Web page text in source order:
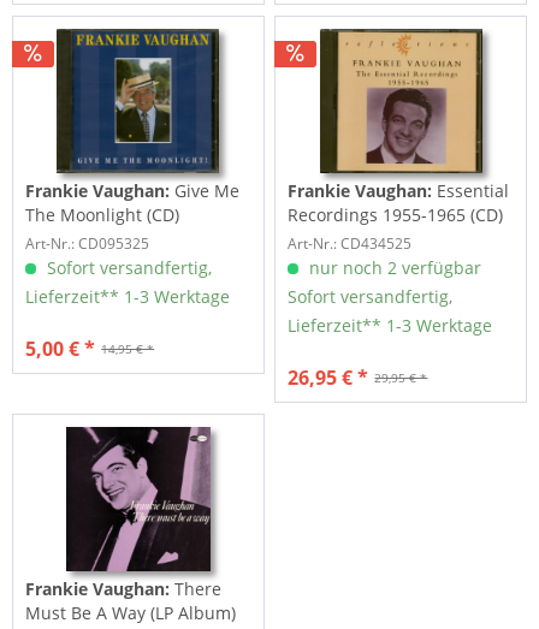
Frankie Vaughan: Give Me
The Moonlight (CD)
Art-Nr.: CD095325
Sofort versandfertig,
Lieferzeit** 1-3 Werktage
14,95 € *
5,00 € *
Frankie Vaughan: Essential
Recordings 1955-1965 (CD)
Art-Nr.: CD434525
nur noch 2 verfügbar
Sofort versandfertig,
Lieferzeit** 1-3 Werktage
29,95 € *
26,95 € *
Frankie Vaughan:There
Must Be A Way (LP Album)